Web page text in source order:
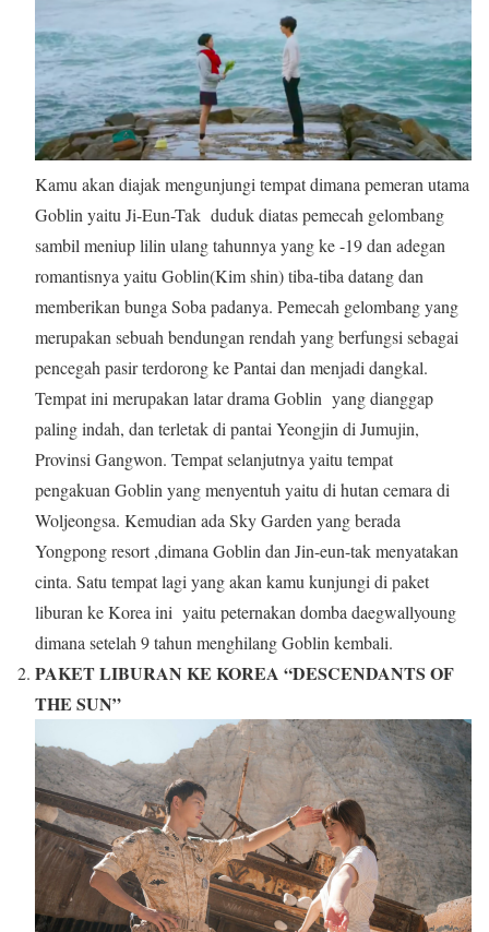
Kamu akan diajak mengunjungi tempat dimana pemeran utama
Goblin yaitu Ji-Eun-Tak duduk diatas pemecah gelombang
sambil meniup lilin ulang tahunnya yang ke -19 dan adegan
romantisnya yaitu Goblin(Kim shin) tiba-tiba datang dan
memberikan bunga Soba padanya. Pemecah gelombang yang
merupakan sebuah bendungan rendah yang berfungsi sebagai
pencegah pasir terdorong ke Pantai dan menjadi dangkal.
Tempat ini merupakan latar drama Goblin yang dianggap
paling indah, dan terletak di pantai Yeongjin di Jumujin,
Provinsi Gangwon. Tempat selanjutnya yaitu tempat
pengakuan Goblin yang menyentuh yaitu di hutan cemara di
Woljeongsa. Kemudian ada Sky Garden yang berada
Yongpong resort ,dimana Goblin dan Jin-eun-tak menyatakan
cinta. Satu tempat lagi yang akan kamu kunjungi di paket
liburan ke Korea ini yaitu peternakan domba daegwallyoung
dimana setelah 9 tahun menghilang Goblin kembali.
PAKET LIBURAN KE KOREA “DESCENDANTS OF
THE SUN”